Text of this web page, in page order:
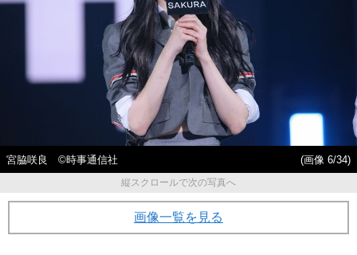
宮脇咲良 ©時事通信社
(画像 6/34)
縦スクロールで次の写真へ
画像一覧を見る